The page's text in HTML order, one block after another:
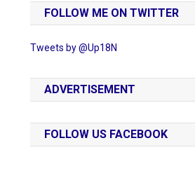
FOLLOW ME ON TWITTER
Tweets by @Up18N
ADVERTISEMENT
FOLLOW US FACEBOOK